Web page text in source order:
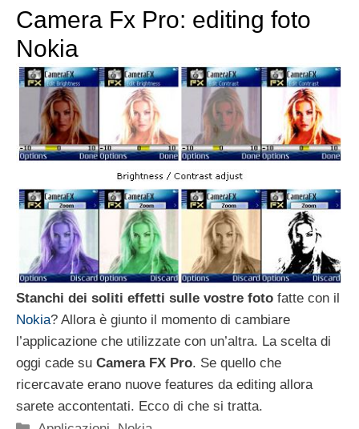
Camera Fx Pro: editing foto
Nokia
Stanchi dei soliti effetti sulle vostre foto fatte con il
Nokia? Allora è giunto il momento di cambiare
l’applicazione che utilizzate con un’altra. La scelta di
oggi cade su Camera FX Pro. Se quello che
ricercavate erano nuove features da editing allora
sarete accontentati. Ecco di che si tratta.